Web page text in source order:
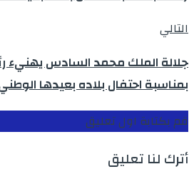
التالي
جلالة الملك محمد السادس يهنيء
بمناسبة احتفال بلاده بعيدها
قم بكتابة اول تعليق
أترك لنا تعليق